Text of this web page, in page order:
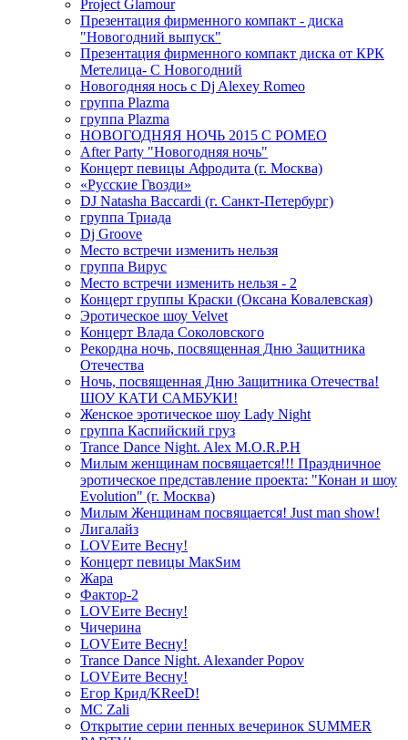
Project Glamour
Презентация фирменного компакт - диска
"Новогодний выпуск"
Презентация фирменного компакт диска от КРК
Метелица- С Новогодний
Новогодняя нось с Dj Alexey Romeo
группа Plazma
группа Plazma
НОВОГОДНЯЯ НОЧЬ 2015 C РОМЕО
After Party "Новогодняя ночь"
Концерт певицы Афродита (г. Москва)
«Русские Гвозди»
DJ Natasha Baccardi (г. Санкт-Петербург)
группа Триада
Dj Groove
Место встречи изменить нельзя
группа Вирус
Место встречи изменить нельзя - 2
Концерт группы Краски (Оксана Ковалевская)
Эротическое шоу Velvet
Концерт Влада Соколовского
Рекордна ночь, посвященная Дню Защитника
Отечества
Ночь, посвященная Дню Защитника Отечества!
ШОУ КАТИ САМБУКИ!
Женское эротическое шоу Lady Night
группа Каспийский груз
Trance Dance Night. Alex M.O.R.P.H
Милым женщинам посвящается!!! Праздничное
эротическое представление проекта: "Конан и шоу
Evolution" (г. Москва)
Милым Женщинам посвящается! Just man show!
Лигалайз
LOVEите Весну!
Концерт певицы МакSим
Жара
Фактор-2
LOVEите Весну!
Чичерина
LOVEите Весну!
Trance Dance Night. Alexander Popov
LOVEите Весну!
Егор Крид/KReeD!
MC Zali
Открытие серии пенных вечеринок SUMMER